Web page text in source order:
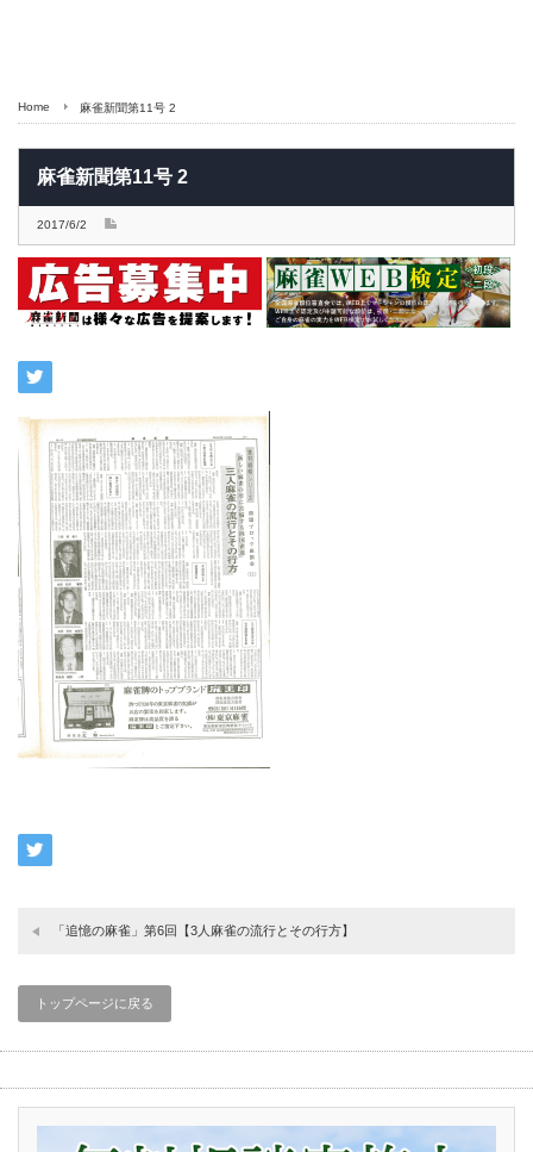
Home 麻雀新聞第11号 2
麻雀新聞第11号 2
2017/6/2
「追憶の麻雀」第6回【3人麻雀の流行とその行方】
トップページに戻る